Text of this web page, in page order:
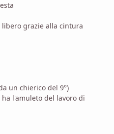
grazie alla cintura
un chierico del 9°)
l'amuleto del lavoro di